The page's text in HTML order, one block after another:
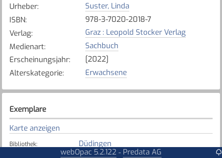
Urheber:
Suster, Linda
ISBN:
978-3-7020-2018-7
Verlag:
Graz : Leopold Stocker Verlag
Medienart:
Sachbuch
Erscheinungsjahr:
[2022]
Alterskategorie: Erwachsene
Exemplare
Karte anzeigen
Bibliothek: Düdingen
Verfügbar
webOpac 5.2.122 - Predata AG